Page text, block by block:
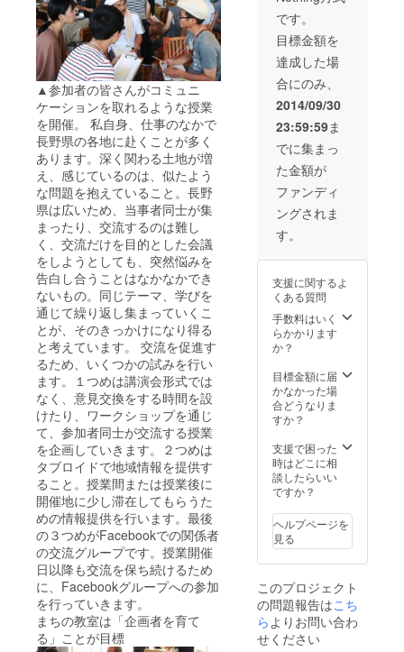
▲参加者の皆さんがコミュニ
ケーションを取れるような授業
を開催。 私自身、仕事のなかで
長野県の各地に赴くことが多く
あります。深く関わる土地が増
え、感じているのは、似たよう
な問題を抱えていること。長野
県は広いため、当事者同士が集
まったり、交流するのは難し
く、交流だけを目的とした会議
をしようとしても、突然悩みを
告白し合うことはなかなかでき
ないもの。同じテーマ、学びを
通じて繰り返し集まっていくこ
とが、そのきっかけになり得る
と考えています。 交流を促進す
るため、いくつかの試みを行い
ます。１つめは講演会形式では
なく、意見交換をする時間を設
けたり、ワークショップを通じ
て、参加者同士が交流する授業
を企画していきます。２つめは
タブロイドで地域情報を提供す
ること。授業間または授業後に
開催地に少し滞在してもらうた
めの情報提供を行います。最後
の３つめがFacebookでの関係者
の交流グループです。授業開催
日以降も交流を保ち続けるため
に、Facebookグループへの参加
を行っていきます。
まちの教室は「企画者を育て
る」ことが目標
です。
目標金額を
達成した場
合にのみ、
2014/09/30
23:59:59ま
でに集まっ
た金額が
ファンディ
ングされま
す。
支援に関するよ
くある質問
手数料はいく
らかかります
か？
目標金額に届
かなかった場
合どうなりま
すか？
支援で困った
時はどこに相
談したらいい
ですか？
ヘルプページを
見る
このプロジェクト
の問題報告はこち
らよりお問い合わ
せください